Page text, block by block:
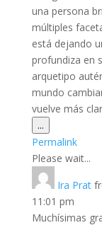
una persona
múltiples
está dejando
profundiza en
arquetipo
mundo
vuelve más
...Toggle
this
metabox.
Permalink
Please wait...
Ira Prat
11:01 pm
Muchísimas